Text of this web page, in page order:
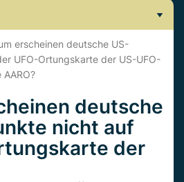
erscheinen deutsche US-
UFO-Ortungskarte der US-UFO-
deutsche
nicht auf
der